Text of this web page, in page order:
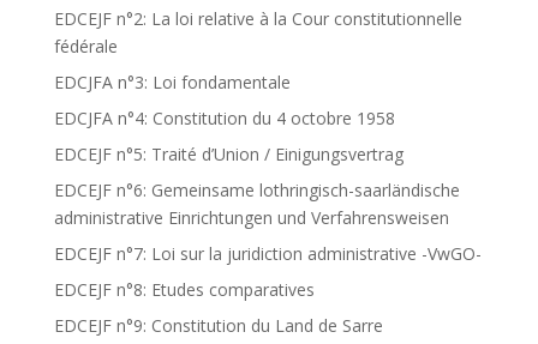
EDCEJF n°2: La loi relative à la Cour constitutionnelle
fédérale
EDCJFA n°3: Loi fondamentale
EDCJFA n°4: Constitution du 4 octobre 1958
EDCEJF n°5: Traité d’Union / Einigungsvertrag
EDCEJF n°6: Gemeinsame lothringisch-saarländische
administrative Einrichtungen und Verfahrensweisen
EDCEJF n°7: Loi sur la juridiction administrative -VwGO-
EDCEJF n°8: Etudes comparatives
EDCEJF n°9: Constitution du Land de Sarre